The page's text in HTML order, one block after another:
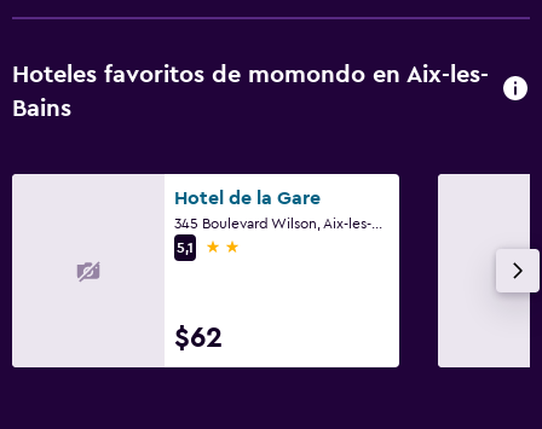
Hoteles favoritos de momondo en Aix-les-
Bains
Hotel de la Gare
5,1
2 estrellas
$62